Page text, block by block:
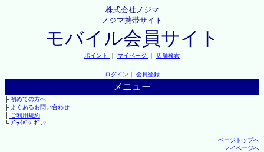
株式会社ノジマ
ノジマ携帯サイト
モバイル会員サイト
ポイント ｜ マイページ ｜ 店舗検索
ログイン ｜ 会員登録
メニュー
├初めての方へ
├ よくあるお問い合わせ
├ご利用規約
└ﾌﾟﾗｲﾊﾞｼｰﾎﾟﾘｼｰ
ページトップへ
マイページへ